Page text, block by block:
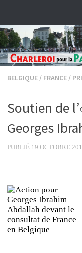
BELGIQUE / FRANCE /
Soutien de l’
Georges
PUBLIÉ 19 OCTOBRE